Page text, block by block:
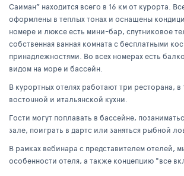
Саиман” находится всего в 16 км от курорта.
оформлены в теплых тонах и оснащены
номере и люксе есть мини-бар, спутниковое
собственная ванная комната с бесплатными
принадлежностями. Во всех номерах есть
видом на море и бассейн.
В курортных отелях работают три ресторана, в
восточной и итальянской кухни.
Гости могут поплавать в бассейне,
зале, поиграть в дартс или заняться рыбной
В рамках вебинара с представителем отелей,
особенности отеля, а также концепцию "все